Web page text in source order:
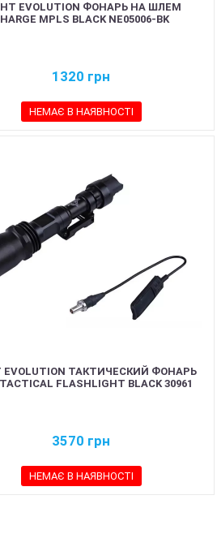
EVOLUTION ФОНАРЬ НА ШЛЕМ
MPLS BLACK NE05006-BK
1320 грн
НЕМАЄ В НАЯВНОСТІ
EVOLUTION ТАКТИЧЕСКИЙ ФОНАРЬ
FLASHLIGHT BLACK 30961
3570 грн
НЕМАЄ В НАЯВНОСТІ